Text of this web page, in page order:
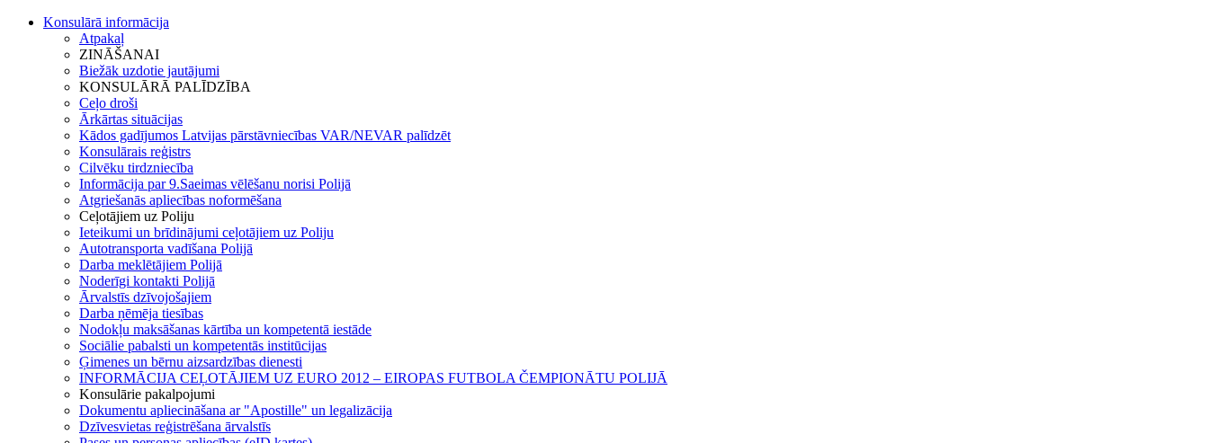
Konsulārā informācija
Atpakaļ
ZINĀŠANAI
Biežāk uzdotie jautājumi
KONSULĀRĀ PALĪDZĪBA
Ceļo droši
Ārkārtas situācijas
Kādos gadījumos Latvijas pārstāvniecības VAR/NEVAR palīdzēt
Konsulārais reģistrs
Cilvēku tirdzniecība
Informācija par 9.Saeimas vēlēšanu norisi Polijā
Atgriešanās apliecības noformēšana
Ceļotājiem uz Poliju
Ieteikumi un brīdinājumi ceļotājiem uz Poliju
Autotransporta vadīšana Polijā
Darba meklētājiem Polijā
Noderīgi kontakti Polijā
Ārvalstīs dzīvojošajiem
Darba ņēmēja tiesības
Nodokļu maksāšanas kārtība un kompetentā iestāde
Sociālie pabalsti un kompetentās institūcijas
Ģimenes un bērnu aizsardzības dienesti
INFORMĀCIJA CEĻOTĀJIEM UZ EURO 2012 – EIROPAS FUTBOLA ČEMPIONĀTU POLIJĀ
Konsulārie pakalpojumi
Dokumentu apliecināšana ar "Apostille" un legalizācija
Dzīvesvietas reģistrēšana ārvalstīs